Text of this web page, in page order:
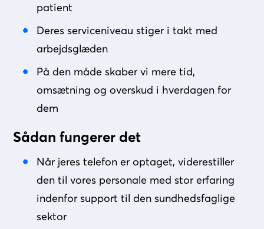
patient
Deres serviceniveau stiger i takt med
arbejdsglæden
På den måde skaber vi mere tid,
omsætning og overskud i hverdagen for
dem
Sådan fungerer det
Når jeres telefon er optaget, viderestiller
den til vores personale med stor erfaring
indenfor support til den sundhedsfaglige
sektor